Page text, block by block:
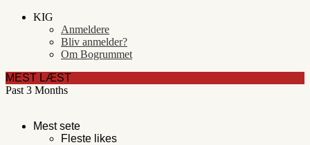
KIG
Anmeldere
Bliv anmelder?
Om Bogrummet
MEST LÆST
Past 3 Months
Mest sete
Fleste likes